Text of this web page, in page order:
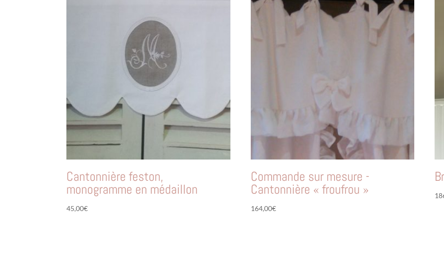
Cantonnière feston,
monogramme en médaillon
45,00€
Commande sur mesure -
Cantonnière « froufrou »
164,00€